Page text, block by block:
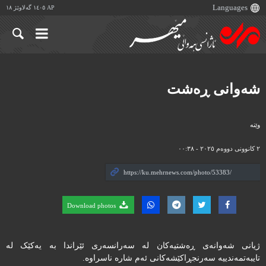
AP ١٤٠٥ گەلاوێژ ١٨
وێنه‌
٢ کانوونی دووەم ٢٠٢٥ - ٠٠:٣٨
Download photos
شەوانی ڕەشت
ژیانی شەوانەی ڕەشتیەکان لە سەرانسەری ئێراندا بە یەکێک لە
تایبەتمەندییە سەرنجڕاکێشەکانی ئەم شارە ناسراوە.